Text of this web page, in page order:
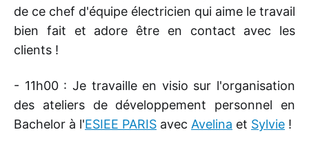
de ce chef d'équipe électricien qui aime le travail
bien fait et adore être en contact avec les
clients !
- 11h00 : Je travaille en visio sur l'organisation
des ateliers de développement personnel en
Bachelor à l'ESIEE PARIS avec Avelina et Sylvie !